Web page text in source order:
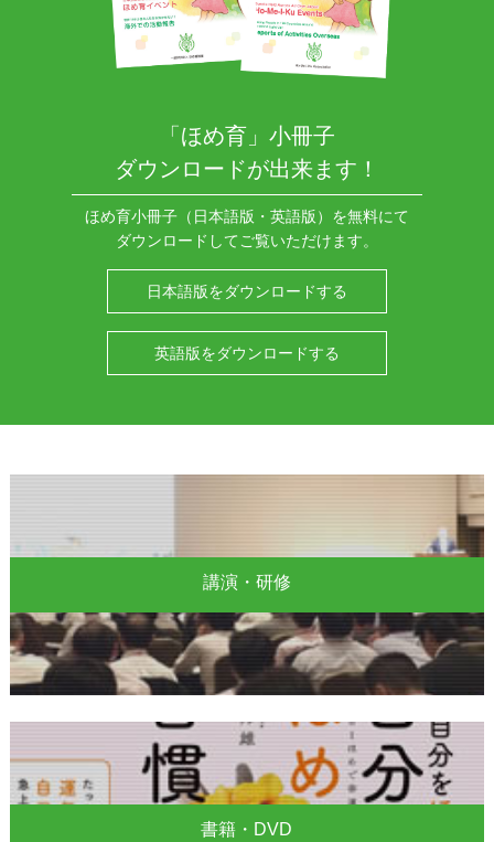
「ほめ育」小冊子
ダウンロードが出来ます！
ほめ育小冊子（日本語版・英語版）を無料にて
ダウンロードしてご覧いただけます。
日本語版をダウンロードする
英語版をダウンロードする
講演・研修
書籍・DVD